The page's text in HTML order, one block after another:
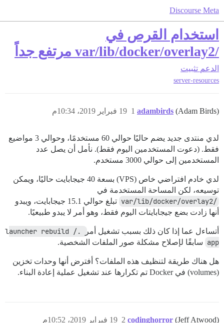
Discourse Meta
استخدام القرص في
/var/lib/docker/overlay2 مرتفع جداً
الدعم تثبيت
server-resources
adambirds (Adam Birds) 19 فبراير 2019، 10:34م 1
لدي منتدى جديد يضم حاليًا حوالي 60 مستخدمًا، وحوالي 3 مواضيع
فقط. (دعوت المستخدمين اليوم فقط). نأمل أن يصل عدد
المستخدمين إلى حوالي 3000 مستخدم.
لدي خادم افتراضي خاص (VPS) بسعة 40 جيجابايت حاليًا، ويمكن
توسيعه، لكن المساحة المستخدمة في
/var/lib/docker/overlay2
تبلغ حوالي 15.1 جيجابايت، ويبدو
أنها زادت بضع جيجابايتات اليوم فقط، وهو أمر لا يبدو طبيعيًا.
أتساءل عما إذا كان ذلك بسبب تشغيل أمر
./launcher rebuild
app سابقًا لإصلاح مشكلة صور الملفات الشخصية.
هل هناك طريقة لتنظيف هذه الملفات؟ أفترض أنها وحدات تخزين
(volumes) في Docker تم تكرارها عند تشغيل عملية إعادة البناء.
codinghorror (Jeff Atwood) 19 فبراير 2019، 10:52م 2